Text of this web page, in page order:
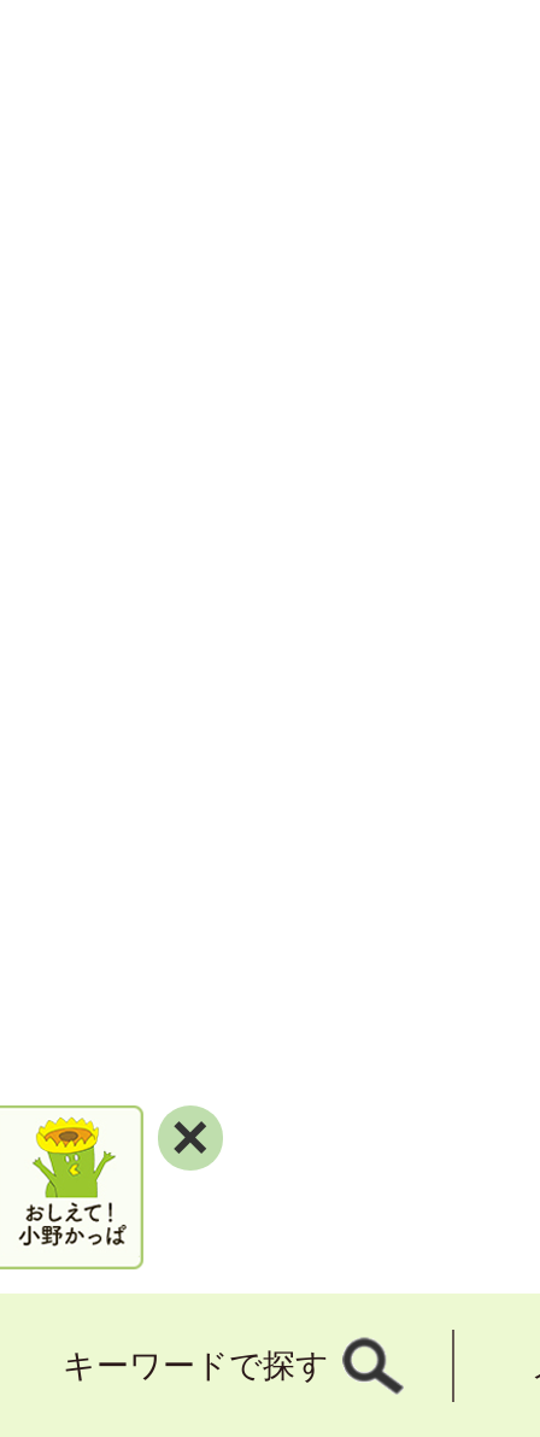
キーワードで探す
×